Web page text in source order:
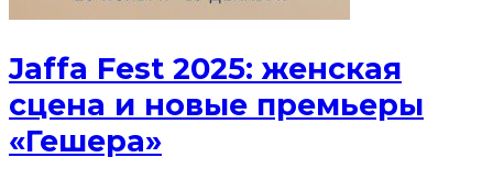
Jaffa Fest 2025: женская
сцена и новые премьеры
«Гешера»